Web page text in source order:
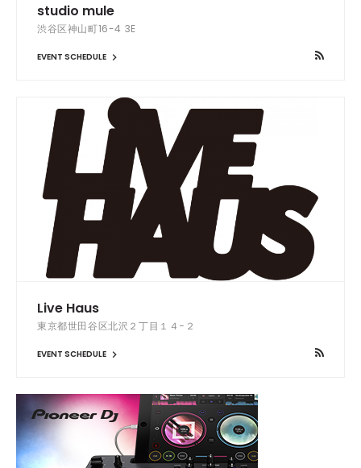
studio mule
渋谷区神山町16-4 3E
EVENT SCHEDULE
Live Haus
東京都世田谷区北沢２丁目１４−２
EVENT SCHEDULE